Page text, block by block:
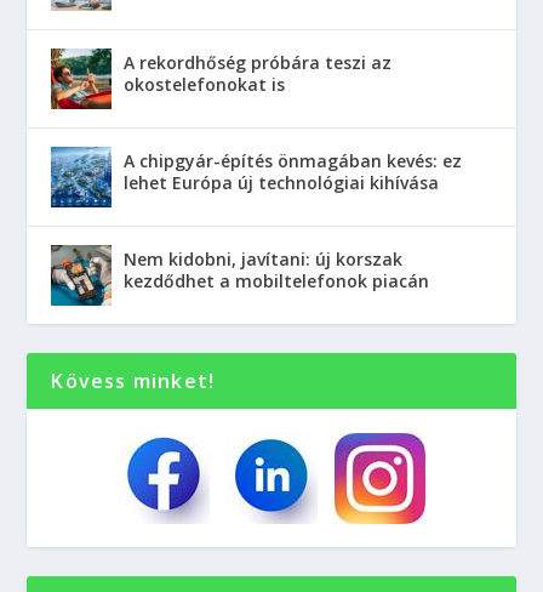
A rekordhőség próbára teszi az
okostelefonokat is
A chipgyár-építés önmagában kevés: ez
lehet Európa új technológiai kihívása
Nem kidobni, javítani: új korszak
kezdődhet a mobiltelefonok piacán
Kövess minket!